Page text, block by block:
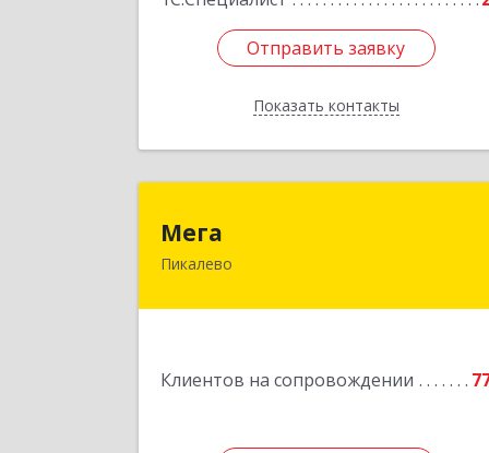
Отправить заявку
Показать контакты
Отправить заявку
Назад
Мега
Пикалево
Клиентов на сопровождении
187600, Ленинградская обл, Пикалево